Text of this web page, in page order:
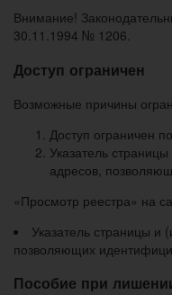
Внимание!
30.11.1994 № 1206.
Доступ ограничен
Возможные причины
Доступ ограничен
Указатель
адресов,
«Просмотр реестра» на
Указатель страницы и
позволяющих
Пособие при